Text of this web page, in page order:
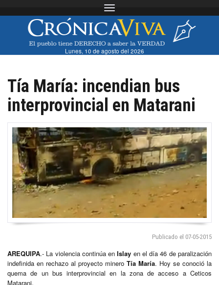
Toggle navigation
Lunes, 10 de agosto del 2026
Tía María: incendian bus
interprovincial en Matarani
Publicado el 07-05-2015
AREQUIPA.- La violencia continúa enIslay en el día 46 de paralización
indefinida en rechazo al proyecto minero Tía María. Hoy se conoció la
quema de un bus interprovincial en la zona de acceso a Ceticos
Matarani.